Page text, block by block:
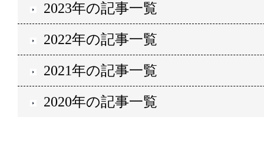
2023年の記事一覧
2022年の記事一覧
2021年の記事一覧
2020年の記事一覧